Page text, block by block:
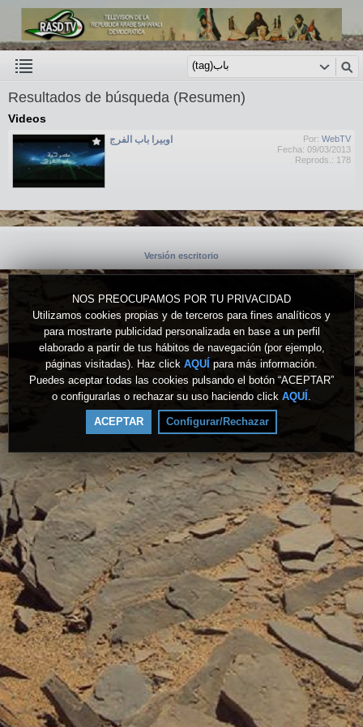
NOS PREOCUPAMOS POR TU PRIVACIDAD
Utilizamos cookies propias y de terceros para fines analíticos y
para mostrarte publicidad personalizada en base a un perfil
elaborado a partir de tus hábitos de navegación (por ejemplo,
páginas visitadas). Haz click AQUÍ para más información.
Puedes aceptar todas las cookies pulsando el botón “ACEPTAR”
o configurarlas o rechazar su uso haciendo click AQUÍ .
ACEPTAR Configurar/Rechazar
Resultados de búsqueda (Resumen)
Videos
Por: WebTV
Fecha: 09/03/2013
Reprods.: 178
اوبيرا باب الفرج
Versión escritorio